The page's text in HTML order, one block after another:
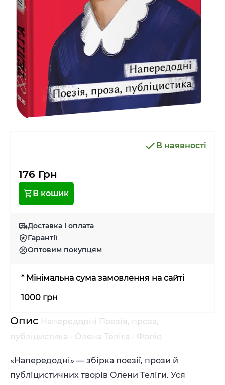
В наявності
176 Грн
В кошик
Доставка і оплата
Гарантії
Оптовим покупцям
* Мінімальна сума замовлення на сайті
1000 грн
Опис Напередодні Поезія, проза,
публіцистика - Олена Теліга - Фоліо
«Напередодні» ― збірка поезії, прози й
публіцистичних творів Олени Теліги. Уся